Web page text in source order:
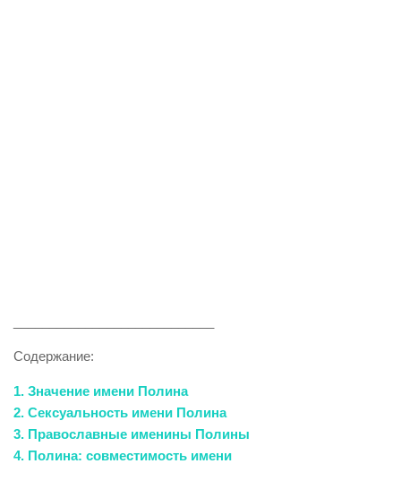
Содержание:
1. Значение имени Полина
2. Сексуальность имени Полина
3. Православные именины Полины
4. Полина: совместимость имени